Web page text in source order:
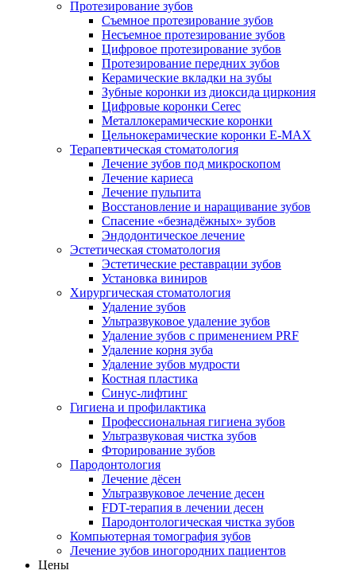
Протезирование зубов
Съемное протезирование зубов
Несъемное протезирование зубов
Цифровое протезирование зубов
Протезирование передних зубов
Керамические вкладки на зубы
Зубные коронки из диоксида циркония
Цифровые коронки Cerec
Металлокерамические коронки
Цельнокерамические коронки E-MAX
Терапевтическая стоматология
Лечение зубов под микроскопом
Лечение кариеса
Лечение пульпита
Восстановление и наращивание зубов
Спасение «безнадёжных» зубов
Эндодонтическое лечение
Эстетическая стоматология
Эстетические реставрации зубов
Установка виниров
Хирургическая стоматология
Удаление зубов
Ультразвуковое удаление зубов
Удаление зубов с применением PRF
Удаление корня зуба
Удаление зубов мудрости
Костная пластика
Синус-лифтинг
Гигиена и профилактика
Профессиональная гигиена зубов
Ультразвуковая чистка зубов
Фторирование зубов
Пародонтология
Лечение дёсен
Ультразвуковое лечение десен
FDT-терапия в лечении десен
Пародонтологическая чистка зубов
Компьютерная томография зубов
Лечение зубов иногородних пациентов
Цены